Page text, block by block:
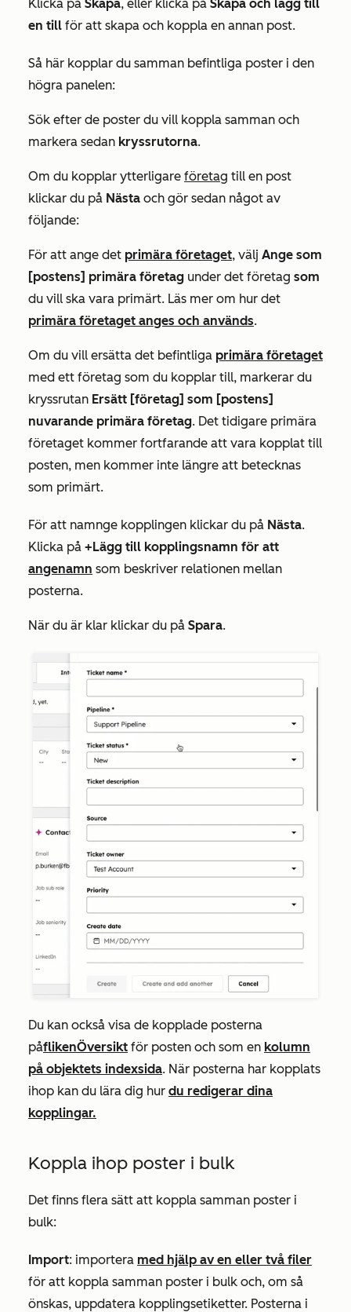
Klicka på Skapa, eller klicka på Skapa och lägg till
en till för att skapa och koppla en annan post.
Så här kopplar du samman befintliga poster i den
högra panelen:
Sök efter de poster du vill koppla samman och
markera sedan kryssrutorna.
Om du kopplar ytterligare företag till en post
klickar du på Nästa och gör sedan något av
följande:
För att ange det primära företaget, välj Ange som
[postens] primära företag under det företag som
du vill ska vara primärt. Läs mer om hur det
primära företaget anges och används.
Om du vill ersätta det befintliga primära företaget
med ett företag som du kopplar till, markerar du
kryssrutan Ersätt [företag] som [postens]
nuvarande primära företag. Det tidigare primära
företaget kommer fortfarande att vara kopplat till
posten, men kommer inte längre att betecknas
som primärt.
För att namnge kopplingen klickar du på Nästa.
Klicka på +Lägg till kopplingsnamn för att
angenamn som beskriver relationen mellan
posterna.
När du är klar klickar du på Spara.
Du kan också visa de kopplade posterna
påflikenÖversikt för posten och som en kolumn
på objektets indexsida. När posterna har kopplats
ihop kan du lära dig hur du redigerar dina
kopplingar.
Koppla ihop poster i bulk
Det finns flera sätt att koppla samman poster i
bulk:
Import: importera med hjälp av en eller två filer
för att koppla samman poster i bulk och, om så
önskas, uppdatera kopplingsetiketter. Posterna i